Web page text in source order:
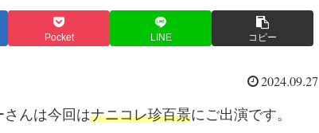
Pocket LINE コピー
2024.09.27
んは今回はナニコレ珍百景にご出演です。